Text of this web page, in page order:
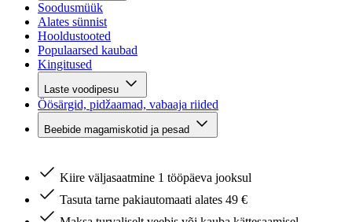
Soodusmüük
Alates sünnist
Hooldustooted
Populaarsed kaubad
Kingitused
Laste voodipesu
Öösärgid, pidžaamad, vabaaja riided
Beebide magamiskotid ja pesad
Kiire väljasaatmine 1 tööpäeva jooksul
Tasuta tarne pakiautomaati alates 49 €